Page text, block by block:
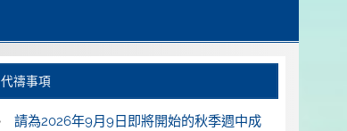
代禱事項
請為2026年9月9日即將開始的秋季週中成